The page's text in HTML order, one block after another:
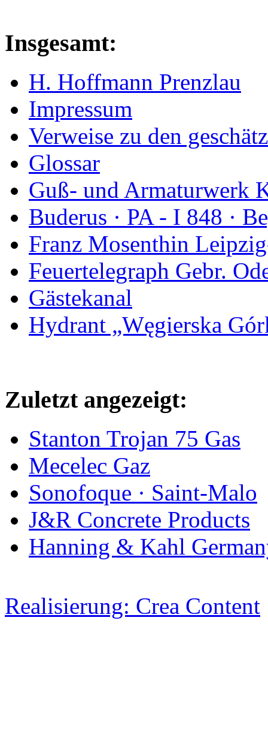
Insgesamt:
H. Hoffmann Prenzlau
Impressum
Verweise zu den
Glossar
Guß- und Armaturwerk
Buderus · PA - I 848 ·
Franz Mosenthin
Feuertelegraph Gebr.
Gästekanal
Hydrant „Węgierska
Zuletzt angezeigt:
Stanton Trojan 75 Gas
Mecelec Gaz
Sonofoque · Saint-Malo
J&R Concrete Products
Hanning & Kahl
Realisierung: Crea Content